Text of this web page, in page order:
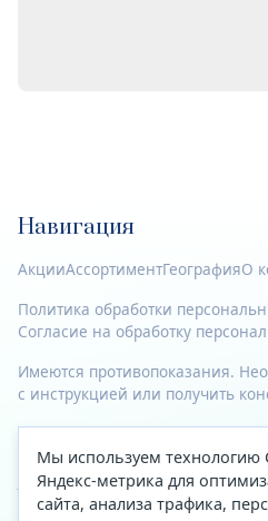
Навигация
АкцииАссортиментГеографияО
Политика обработки
Согласие на обработку
Имеются противопоказания.
с инструкцией или получить
© 2023—2026 Все права
Адрес
Мы используем технологию
Яндекс-метрика для
сайта, анализа трафика,